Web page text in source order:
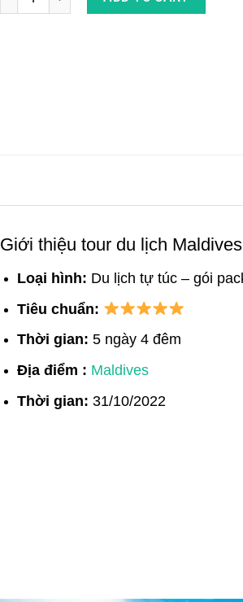
Giới thiệu tour du lịch
Loại hình: Du lịch tự túc – gói
Tiêu chuẩn:
Thời gian: 5ngày 4 đêm
Địa điểm : Maldives
Thời gian: 31/10/2022